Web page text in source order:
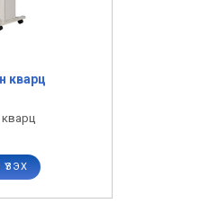
кварц
кварц